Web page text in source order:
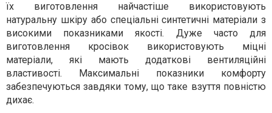
їх виготовлення найчастіше використовують
натуральну шкіру або спеціальні синтетичні матеріали з
високими показниками якості. Дуже часто для
виготовлення кросівок використовують міцні
матеріали, які мають додаткові вентиляційні
властивості. Максимальні показники комфорту
забезпечуються завдяки тому, що таке взуття повністю
дихає.